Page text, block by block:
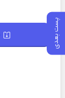
پست بعدی